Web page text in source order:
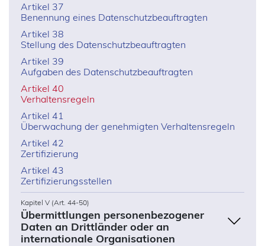
Artikel 37
Benennung eines Datenschutzbeauftragten
Artikel 38
Stellung des Datenschutzbeauftragten
Artikel 39
Aufgaben des Datenschutzbeauftragten
Artikel 40
Verhaltensregeln
Artikel 41
Überwachung der genehmigten Verhaltensregeln
Artikel 42
Zertifizierung
Artikel 43
Zertifizierungsstellen
Kapitel V (Art. 44-50)
Übermittlungen personenbezogener
Daten an Drittländer oder an
internationale Organisationen